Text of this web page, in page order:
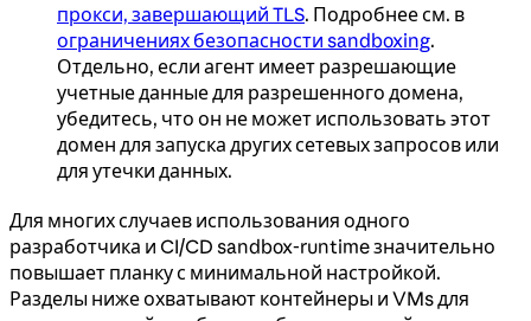
прокси, завершающий TLS. Подробнее см. в
ограничениях безопасности sandboxing.
Отдельно, если агент имеет разрешающие
учетные данные для разрешенного домена,
убедитесь, что он не может использовать этот
домен для запуска других сетевых запросов или
для утечки данных.
Для многих случаев использования одного
разработчика и CI/CD sandbox-runtime значительно
повышает планку с минимальной настройкой.
Разделы ниже охватывают контейнеры и VMs для